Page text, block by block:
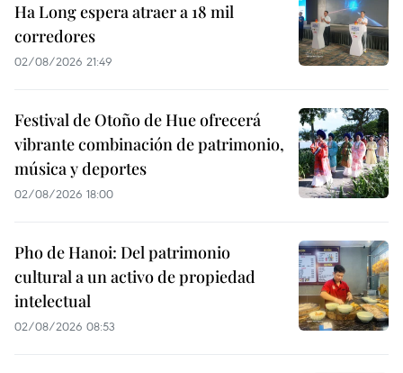
Ha Long espera atraer a 18 mil
corredores
02/08/2026 21:49
Festival de Otoño de Hue ofrecerá
vibrante combinación de patrimonio,
música y deportes
02/08/2026 18:00
Pho de Hanoi: Del patrimonio
cultural a un activo de propiedad
intelectual
02/08/2026 08:53